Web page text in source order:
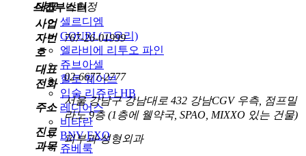
스킨부스터
셀르디엠
GOURI (고우리)
엘라비에 리투오 파인
쥬브아셀
힐로 웨이브
입술 리쥬란 HB
레디어스
비타란
BNV EXO
쥬베룩
대표
박현정
사업
자번
호
767-26-01999
대표
전화
02-6677-2777
주소
서울 강남구 강남대로 432 강남CGV 우측, 점프밀
라노 9층 (1층에 웰약국, SPAO, MIXXO 있는 건물)
진료
과목
피부과·성형외과